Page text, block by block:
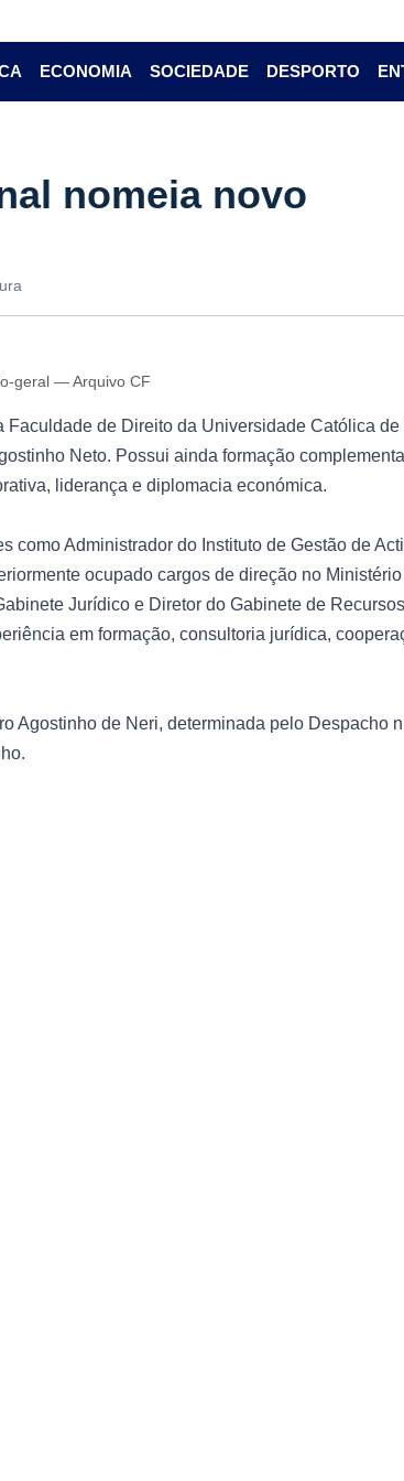
ECONOMIA SOCIEDADE DESPORTO
nomeia novo
geral — Arquivo CF
Faculdade de Direito da Universidade Católica de
Neto. Possui ainda formação
liderança e diplomacia económica.
como Administrador do Instituto de Gestão de
ocupado cargos de direção no
Jurídico e Diretor do Gabinete de Recursos
em formação, consultoria jurídica,
Agostinho de Neri, determinada pelo Despacho